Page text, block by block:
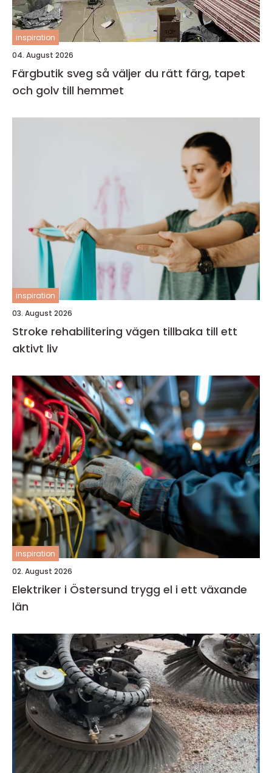
inspiration
04. August 2026
Färgbutik sveg så väljer du rätt färg, tapet
och golv till hemmet
inspiration
03. August 2026
Stroke rehabilitering vägen tillbaka till ett
aktivt liv
inspiration
02. August 2026
Elektriker i Östersund trygg el i ett växande
län